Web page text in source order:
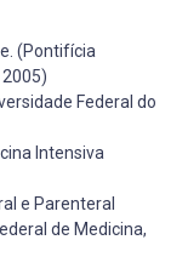
(Pontifícia
Federal do
Intensiva
e Parenteral
de Medicina,